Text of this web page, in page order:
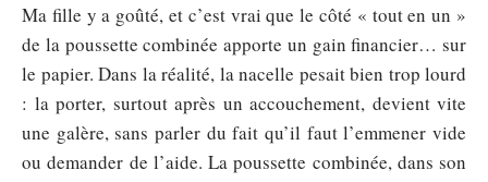
Ma fille y a goûté, et c’est vrai que le côté « tout en un »
de la poussette combinée apporte un gain financier… sur
le papier. Dans la réalité, la nacelle pesait bien trop lourd
: la porter, surtout après un accouchement, devient vite
une galère, sans parler du fait qu’il faut l’emmener vide
ou demander de l’aide. La poussette combinée, dans son